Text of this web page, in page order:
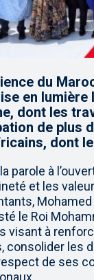
du
en
dont les
de plus
dont
parole à
et les
le Roi
visant à
consolider les
de ses